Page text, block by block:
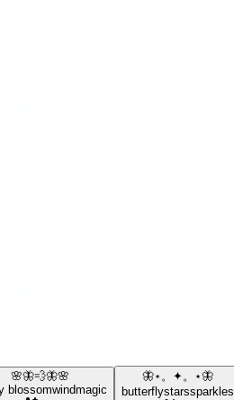
🌸🦋💨🦋🌸
blossomwindmagic
🦋⋆。✦。⋆🦋
butterflystarssparkles